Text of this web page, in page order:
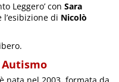
Leggero’ conSara
l’esibizione di Nicolò
Autismo